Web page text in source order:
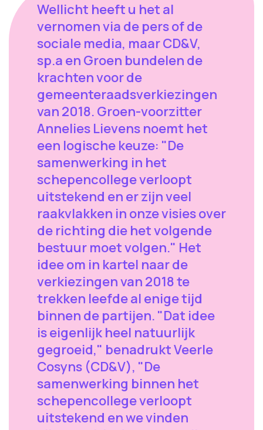
Wellicht heeft u het al
vernomen via de pers of de
sociale media, maar CD&V,
sp.a en Groen bundelen de
krachten voor de
gemeenteraadsverkiezingen
van 2018. Groen-voorzitter
Annelies Lievens noemt het
een logische keuze: "De
samenwerking in het
schepencollege verloopt
uitstekend en er zijn veel
raakvlakken in onze visies over
de richting die het volgende
bestuur moet volgen." Het
idee om in kartel naar de
verkiezingen van 2018 te
trekken leefde al enige tijd
binnen de partijen. "Dat idee
is eigenlijk heel natuurlijk
gegroeid," benadrukt Veerle
Cosyns (CD&V), "De
samenwerking binnen het
schepencollege verloopt
uitstekend en we vinden